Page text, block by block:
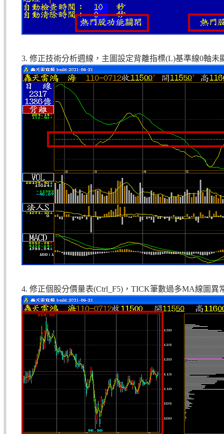
3. 修正技術分析週線，主圖設定背離指標(L)基準線0軸未
4. 修正個股分價量表(Ctrl_F5)，TICK筆數過多MA線圖異